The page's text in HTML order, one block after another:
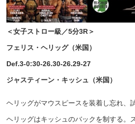
＜女子ストロー級／5分3R＞
フェリス・ヘリッグ（米国）
Def.3-0:30-26.30-26.29-27
ジャスティーン・キッシュ（米国）
ヘリッグがマウスピースを装着し忘れ、
ヘリッグはキッシュのバックを制する。